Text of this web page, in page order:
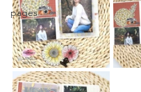
pages